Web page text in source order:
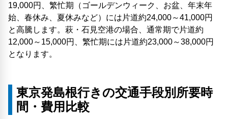
19,000円、繁忙期（ゴールデンウィーク、お盆、年末年
始、春休み、夏休みなど）には片道約24,000～41,000円
と高騰します。萩・石見空港の場合、通常期で片道約
12,000～15,000円、繁忙期には片道約23,000～38,000円
となります。
東京発島根行きの交通手段別所要時
間・費用比較